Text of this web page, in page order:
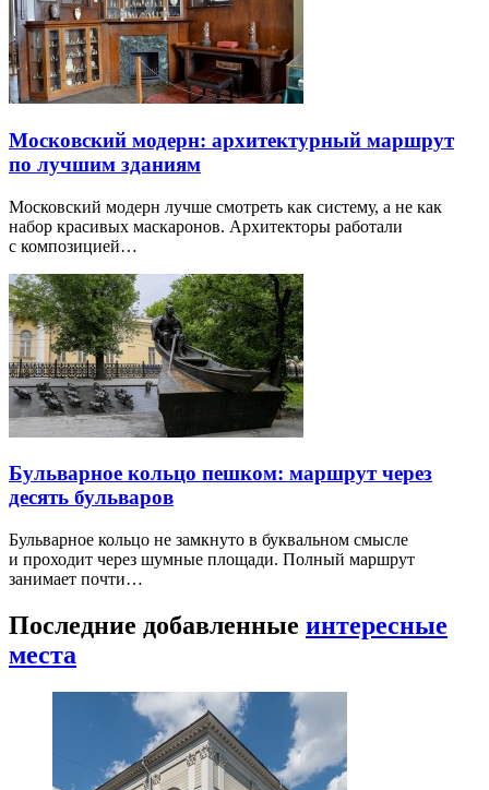
Московский модерн: архитектурный маршрут
по лучшим зданиям
Московский модерн лучше смотреть как систему, а не как
набор красивых маскаронов. Архитекторы работали
с композицией…
Бульварное кольцо пешком: маршрут через
десять бульваров
Бульварное кольцо не замкнуто в буквальном смысле
и проходит через шумные площади. Полный маршрут
занимает почти…
Последние добавленные интересные
места